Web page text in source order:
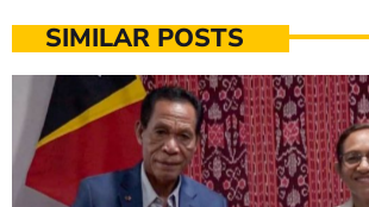
SIMILAR POSTS